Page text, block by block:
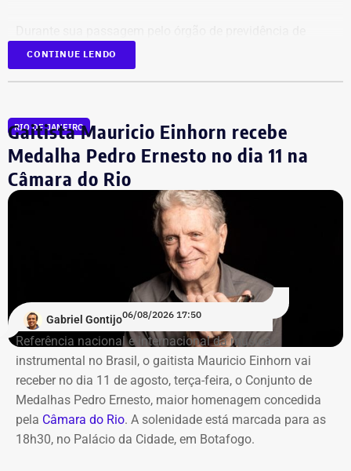
Itaguaí, a ex-gerente do Rioprevidência também
para a estrutura interna o ex-policial federal Jayme Alves
Youssef.
Mais de 20% da carteira
compremetida sob ‘risco de default’
De acordo com o relatório de auditoria do TCE-RJ, os R$
59,6 milhões alocados no Banco Master entre junho e
julho de 2024 representavam mais de 20% de toda a
carteira de investimentos do Itaprevi. A equipe técnica do
Tribunal classificou o processo decisório como
“negligente e temerário”.
Entre os principais pontos apontados pela auditoria
estão:
Mudança brusca na estratégia de investimento: a
CONTINUE LENDO
RIO DE JANEIRO
Gaitista Mauricio Einhorn recebe
Medalha Pedro Ernesto no dia 11 na
Câmara do Rio
Gabriel Gontijo06/08/2026 17:50
Referência nacional e internacional da música
instrumental no Brasil, o gaitista Mauricio Einhorn vai
receber no dia 11 de agosto, terça-feira, o Conjunto de
Medalhas Pedro Ernesto, maior homenagem concedida
pela Câmara do Rio. A solenidade está marcada para as
18h30, no Palácio da Cidade, em Botafogo.